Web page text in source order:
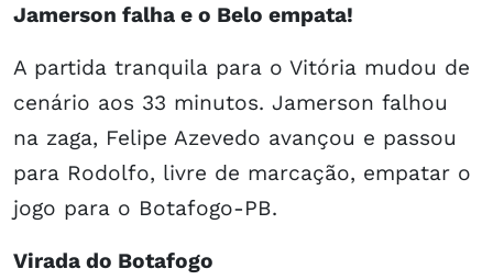
Jamerson falha e o Belo empata!
A partida tranquila para o Vitória mudou de
cenário aos 33 minutos. Jamerson falhou
na zaga, Felipe Azevedo avançou e passou
para Rodolfo, livre de marcação, empatar o
jogo para o Botafogo-PB.
Virada do Botafogo